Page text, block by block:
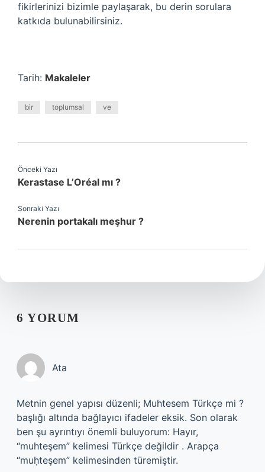
fikirlerinizi bizimle paylaşarak, bu derin sorulara
katkıda bulunabilirsiniz.
Tarih: Makaleler
bir toplumsal ve
Önceki Yazı
Kerastase L’Oréal mı ?
Sonraki Yazı
Nerenin portakalı meşhur ?
6 YORUM
Ata
Metnin genel yapısı düzenli; Muhtesem Türkçe mi ?
başlığı altında bağlayıcı ifadeler eksik. Son olarak
ben şu ayrıntıyı önemli buluyorum: Hayır,
“muhteşem” kelimesi Türkçe değildir . Arapça
“muḥteşem” kelimesinden türemiştir.